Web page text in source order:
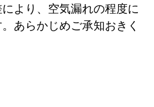
より、空気漏れの程度に
あらかじめご承知おきく